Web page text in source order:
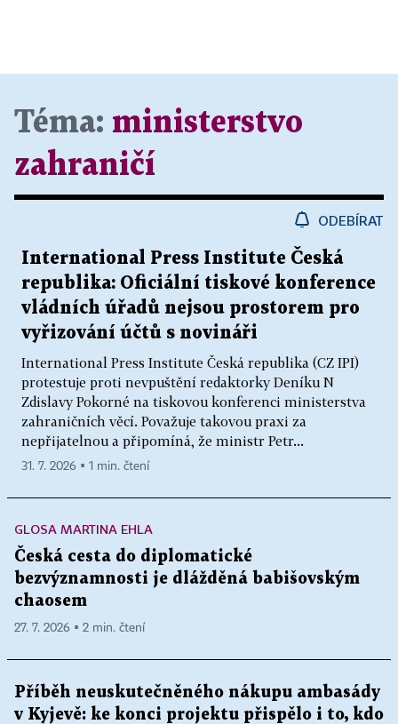
Téma: ministerstvo
zahraničí
ODEBÍRAT
International Press Institute Česká
republika: Oficiální tiskové konference
vládních úřadů nejsou prostorem pro
vyřizování účtů s novináři
International Press Institute Česká republika (CZ IPI)
protestuje proti nevpuštění redaktorky Deníku N
Zdislavy Pokorné na tiskovou konferenci ministerstva
zahraničních věcí. Považuje takovou praxi za
nepřijatelnou a připomíná, že ministr Petr...
31. 7. 2026 ▪ 1 min. čtení
GLOSA MARTINA EHLA
Česká cesta do diplomatické
bezvýznamnosti je dlážděná babišovským
chaosem
27. 7. 2026 ▪ 2 min. čtení
Příběh neuskutečněného nákupu ambasády
v Kyjevě: ke konci projektu přispělo i to, kdo